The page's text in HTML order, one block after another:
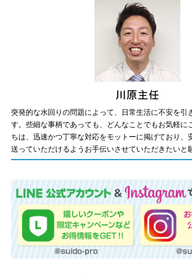
突発的な水回りの問題によって、日常生活に不安を引
す。些細な事柄であっても、どんなことでもお気軽に
ちは、迅速かつ丁寧な対応をモットーに掲げており、
送っていただけるようお手伝いさせていただきたいと